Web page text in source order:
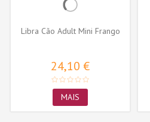
Libra Cão Adult Mini Frango
24,10 €
MAIS